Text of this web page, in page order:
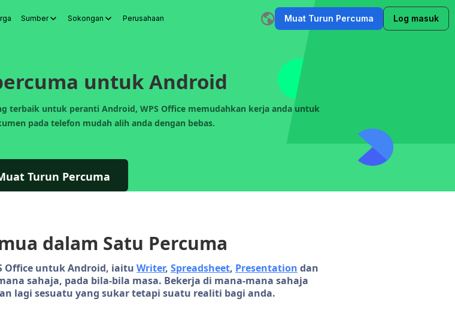
Sumber Sokongan Perusahaan Muat Turun Percuma Log masuk
Penulis E-mel AIAlat Rombak Ayat
untuk Android
terbaik untuk peranti Android, WPS Office memudahkan kerja anda untuk
pada telefon mudah alih anda dengan bebas.
Turun Percuma
dalam Satu Percuma
Office untuk Android, iaitu Writer, Spreadsheet, Presentation dan
sahaja, pada bila-bila masa. Bekerja di mana-mana sahaja
lagi sesuatu yang sukar tetapi suatu realiti bagi anda.